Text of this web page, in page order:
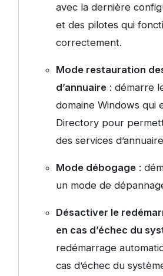
avec la dernière
et des pilotes qui
correctement.
Mode restauration
d’annuaire: démarre
domaine Windows qui
Directory pour
des services
Mode débogage:
un mode de
Désactiver le
en cas d’échec du
redémarrage
cas d’échec du